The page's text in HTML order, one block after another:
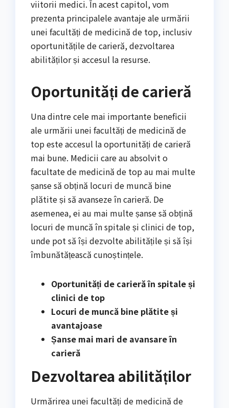
viitorii medici. În acest capitol, vom
prezenta principalele avantaje ale urmării
unei facultăți de medicină de top, inclusiv
oportunitățile de carieră, dezvoltarea
abilităților și accesul la resurse.
Oportunități de carieră
Una dintre cele mai importante beneficii
ale urmării unei facultăți de medicină de
top este accesul la oportunități de carieră
mai bune. Medicii care au absolvit o
facultate de medicină de top au mai multe
șanse să obțină locuri de muncă bine
plătite și să avanseze în carieră. De
asemenea, ei au mai multe șanse să obțină
locuri de muncă în spitale și clinici de top,
unde pot să își dezvolte abilitățile și să își
îmbunătățească cunoștințele.
Oportunități de carieră în spitale și
clinici de top
Locuri de muncă bine plătite și
avantajoase
Șanse mai mari de avansare în
carieră
Dezvoltarea abilităților
Urmărirea unei facultăți de medicină de